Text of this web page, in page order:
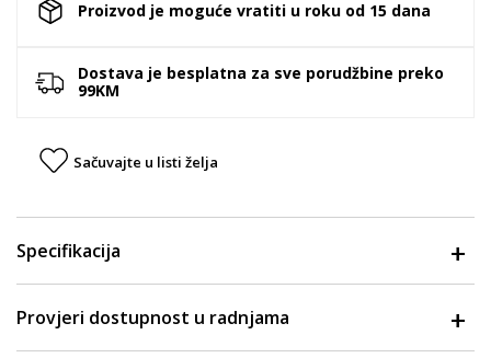
Proizvod je moguće vratiti u roku od 15 dana
Dostava je besplatna za sve porudžbine preko
99KM
Sačuvajte u listi želja
Specifikacija
Provjeri dostupnost u radnjama